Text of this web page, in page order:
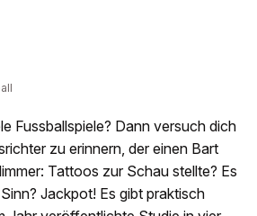
Fussballspiele? Dann versuch dich
zu erinnern, der einen Bart
Tattoos zur Schau stellte? Es
Jackpot! Es gibt praktisch